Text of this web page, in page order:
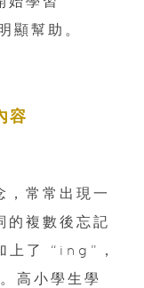
顯幫助。
容
，常常出現一
的複數後忘記
上了 “ing”，
高小學生學